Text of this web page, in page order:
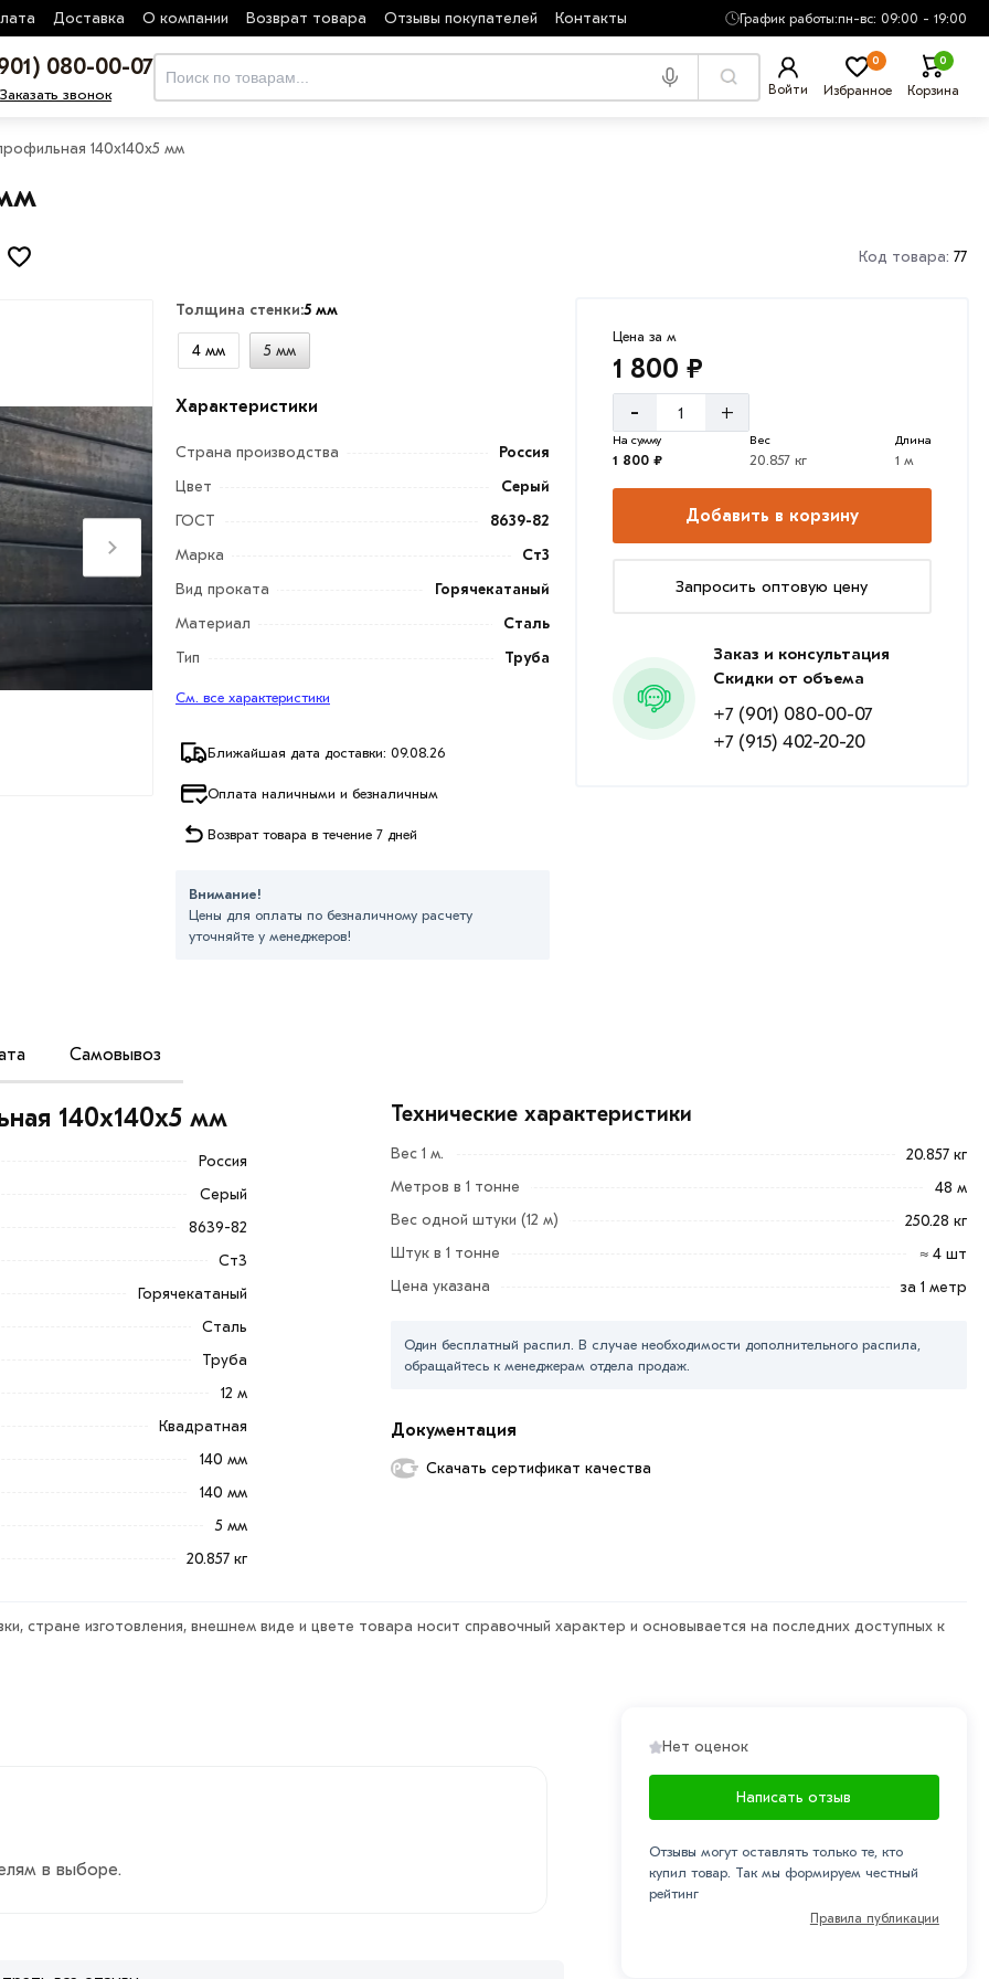
Доставка О компании Возврат товара Отзывы покупателей Контакты График работы:пн-вс: 09:00 - 19:00
080-00-07
Заказать звонок Войти Избранное
0
Корзина
0
140х140х5 мм
Код товара: 77
Толщина стенки:5 мм
4 мм 5 мм
Характеристики
Страна производства
Россия
Цвет
Серый
ГОСТ
8639-82
Марка
Ст3
Вид проката
Горячекатаный
Материал
Сталь
Тип
Труба
См. все характеристики
Ближайшая дата доставки: 09.08.26
Оплата наличными и безналичным
Возврат товара в течение 7 дней
Внимание!
Цены для оплаты по безналичному расчету
уточняйте у менеджеров!
Цена за м
1 800 ₽
- +
На сумму
1 800 ₽
Вес
20.857 кг
Длина
1 м
Добавить в корзину
Запросить оптовую цену
Заказ и консультация
Скидки от объема
+7 (901) 080-00-07
+7 (915) 402-20-20
Самовывоз
изготавливается по строгим нормам
новейшей обработки металла,
температур.
создания рекламных щитов,
в корзину»или нажмите на кнопку «Быстрый заказ». Также можете купить позвонив по контактам указанным
мм из категории Труба квадратная
доставки или самовывоза.
всем стандартам качества. Возврат купленного товарa в течение 7 дней (наличие чека обязательно).
140х140х5 мм
Россия
Серый
8639-82
Ст3
Горячекатаный
Сталь
Труба
12 м
Квадратная
140 мм
140 мм
5 мм
20.857 кг
Технические характеристики
Вес 1 м.
20.857 кг
Метров в 1 тонне
48 м
Вес одной штуки (12 м)
250.28 кг
Штук в 1 тонне
≈ 4 шт
Цена указана
за 1 метр
Один бесплатный распил. В случае необходимости дополнительного распила,
обращайтесь к менеджерам отдела продаж.
Документация
Скачать сертификат качества
стране изготовления, внешнем виде и цвете товара носит справочный характер и основывается на последних доступных к
в выборе.
Нет оценок
Написать отзыв
Отзывы могут оставлять только те, кто
купил товар. Так мы формируем честный
рейтинг
Правила публикации